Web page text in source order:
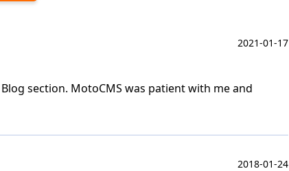
2021-01-17
section. MotoCMS was patient with me and
2018-01-24